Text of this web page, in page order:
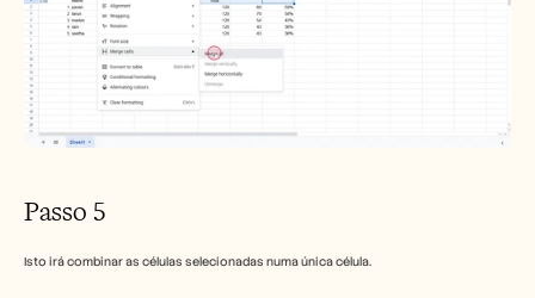
Passo 5
Isto irá combinar as células selecionadas numa única célula.